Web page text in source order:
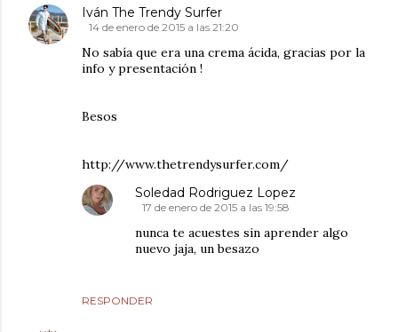
Iván The Trendy Surfer
14 de enero de 2015 a las 21:20
No sabía que era una crema ácida, gracias por la
info y presentación !
Besos
http://www.thetrendysurfer.com/
RESPONDER
Soledad Rodriguez Lopez
17 de enero de 2015 a las 19:58
nunca te acuestes sin aprender algo
nuevo jaja, un besazo